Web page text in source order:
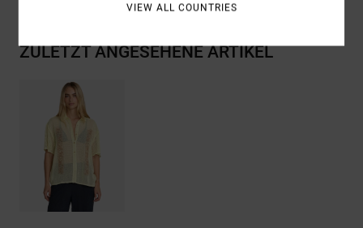
ZULETZT ANGESEHENE ARTIKEL
VIEW ALL COUNTRIES